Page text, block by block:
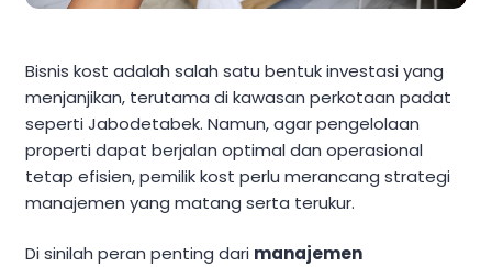
Bisnis kost adalah salah satu bentuk investasi yang
menjanjikan, terutama di kawasan perkotaan padat
seperti Jabodetabek. Namun, agar pengelolaan
properti dapat berjalan optimal dan operasional
tetap efisien, pemilik kost perlu merancang strategi
manajemen yang matang serta terukur.
Di sinilah peran penting dari manajemen